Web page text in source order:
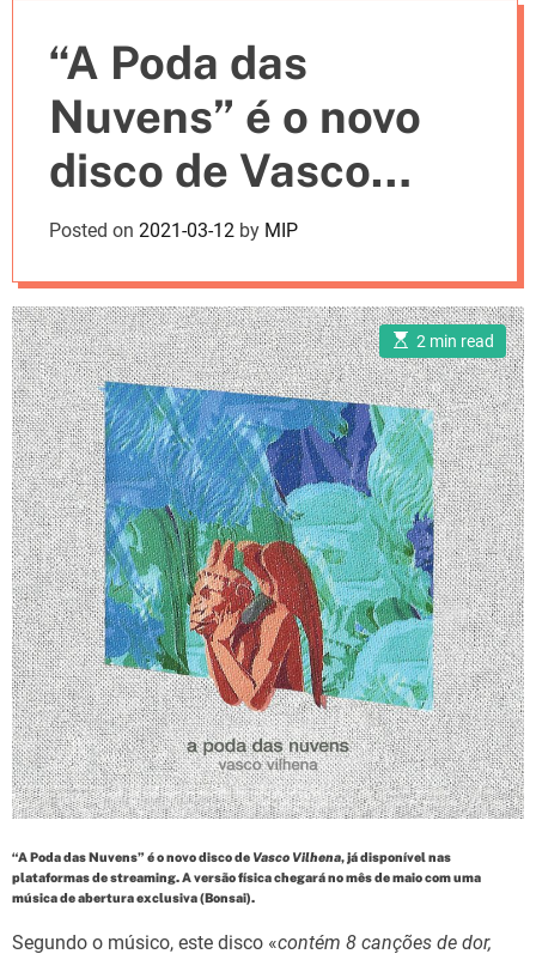
s
“A Poda das
Nuvens” é o novo
disco de Vasco
Vilhena
Posted on 2021-03-12 by MIP
E
s
t
i
m
a
t
e
d
r
e
a
d
t
i
m
e
2 min read
“A Poda das Nuvens” é o novo disco de Vasco Vilhena, já disponível nas
plataformas de streaming. A versão física chegará no mês de maio com uma
música de abertura exclusiva (Bonsai).
Segundo o músico, este disco «contém 8 canções de dor,